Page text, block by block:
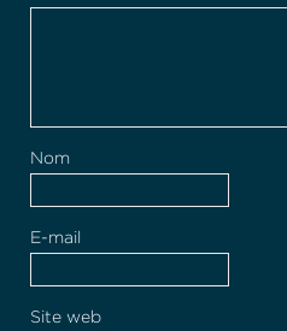
Nom
E-mail
Site web